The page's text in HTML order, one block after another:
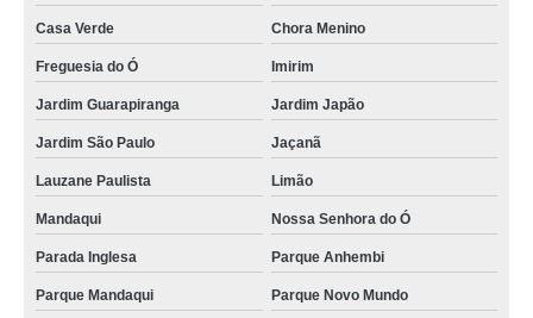
Casa Verde Chora Menino
Freguesia do Ó Imirim
Jardim Guarapiranga Jardim Japão
Jardim São Paulo Jaçanã
Lauzane Paulista Limão
Mandaqui Nossa Senhora do Ó
Parada Inglesa Parque Anhembi
Parque Mandaqui Parque Novo Mundo